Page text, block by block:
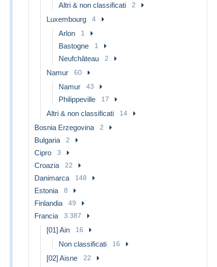
Altri & non classificati 2
Luxembourg 4
Arlon 1
Bastogne 1
Neufchâteau 2
Namur 60
Namur 43
Philippeville 17
Altri & non classificati 14
Bosnia Erzegovina 2
Bulgaria 2
Cipro 3
Croazia 22
Danimarca 148
Estonia 8
Finlandia 49
Francia 3.387
[01] Ain 16
Non classificati 16
[02] Aisne 22